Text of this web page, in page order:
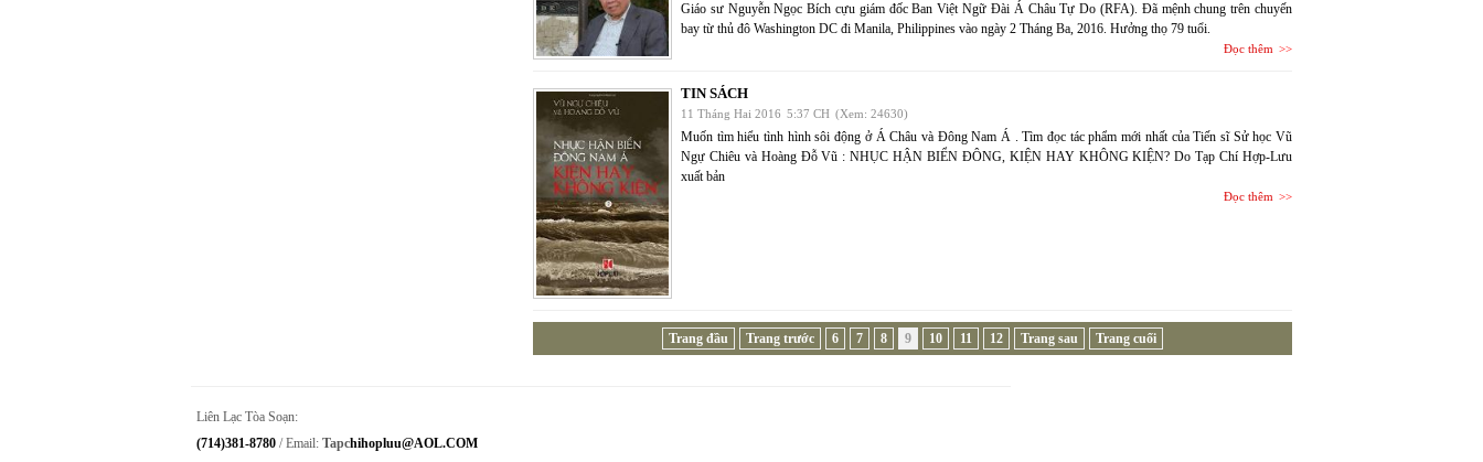
Giáo sư Nguyễn Ngọc Bích cựu giám đốc Ban Việt Ngữ Đài Á Châu Tự Do (RFA). Đã mệnh chung trên chuyến
bay từ thủ đô Washington DC đi Manila, Philippines vào ngày 2 Tháng Ba, 2016. Hưởng thọ 79 tuổi.
Đọc thêm
TIN SÁCH
11 Tháng Hai 2016 5:37 CH (Xem: 24630)
Muốn tìm hiểu tình hình sôi động ở Á Châu và Đông Nam Á . Tìm đọc tác phẩm mới nhất của Tiến sĩ Sử học Vũ
Ngự Chiêu và Hoàng Đỗ Vũ : NHỤC HẬN BIỂN ĐÔNG, KIỆN HAY KHÔNG KIỆN? Do Tạp Chí Hợp-Lưu
xuất bản
Đọc thêm
Trang đầu Trang trước 6 7 8 9 10 11 12 Trang sau Trang cuối
Liên Lạc Tòa Soạn:
(714)381-8780 / Email: TapcHihopluu@AOL.COM